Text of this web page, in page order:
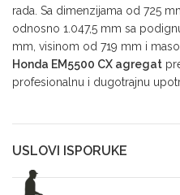
rada. Sa dimenzijama od 725
odnosno 1.047,5 mm sa
mm, visinom od 719 mm i
Honda EM5500 CX agregat
profesionalnu i dugotrajnu
USLOVI ISPORUKE